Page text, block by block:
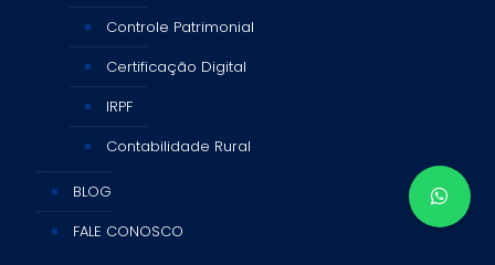
Controle Patrimonial
Certificação Digital
IRPF
Contabilidade Rural
BLOG
FALE CONOSCO